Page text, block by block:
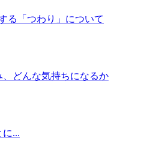
る「つわり」について
どんな気持ちになるか
...